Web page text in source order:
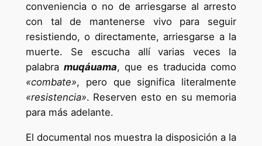
conveniencia o no de arriesgarse al arresto
con tal de mantenerse vivo para seguir
resistiendo, o directamente, arriesgarse a la
muerte. Se escucha allí varias veces la
palabramuqáuama, que es traducida como
«combate», pero que significa literalmente
«resistencia». Reserven esto en su memoria
para más adelante.
El documental nos muestra la disposición a la